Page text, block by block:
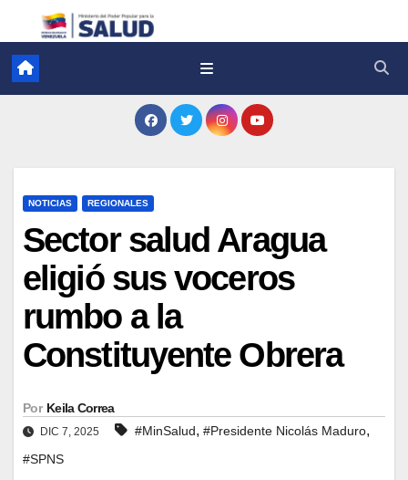
NOTICIAS REGIONALES
Sector salud Aragua
eligió sus voceros
rumbo a la
Constituyente Obrera
Por Keila Correa
DIC 7, 2025 #MinSalud, #Presidente Nicolás Maduro,
#SPNS